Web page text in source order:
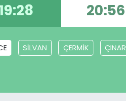
20:56
SİLVAN ÇERMİK
ÇINAR